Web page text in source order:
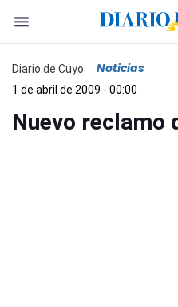
Diario de Cuyo Noticias
1 de abril de 2009 - 00:00
Nuevo reclamo